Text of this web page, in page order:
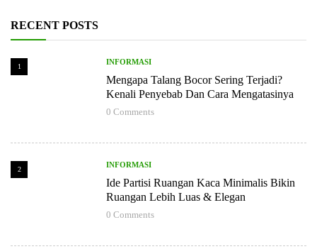
RECENT POSTS
1
INFORMASI
Mengapa Talang Bocor Sering Terjadi?
Kenali Penyebab Dan Cara Mengatasinya
0 Comments
2
INFORMASI
Ide Partisi Ruangan Kaca Minimalis Bikin
Ruangan Lebih Luas & Elegan
0 Comments